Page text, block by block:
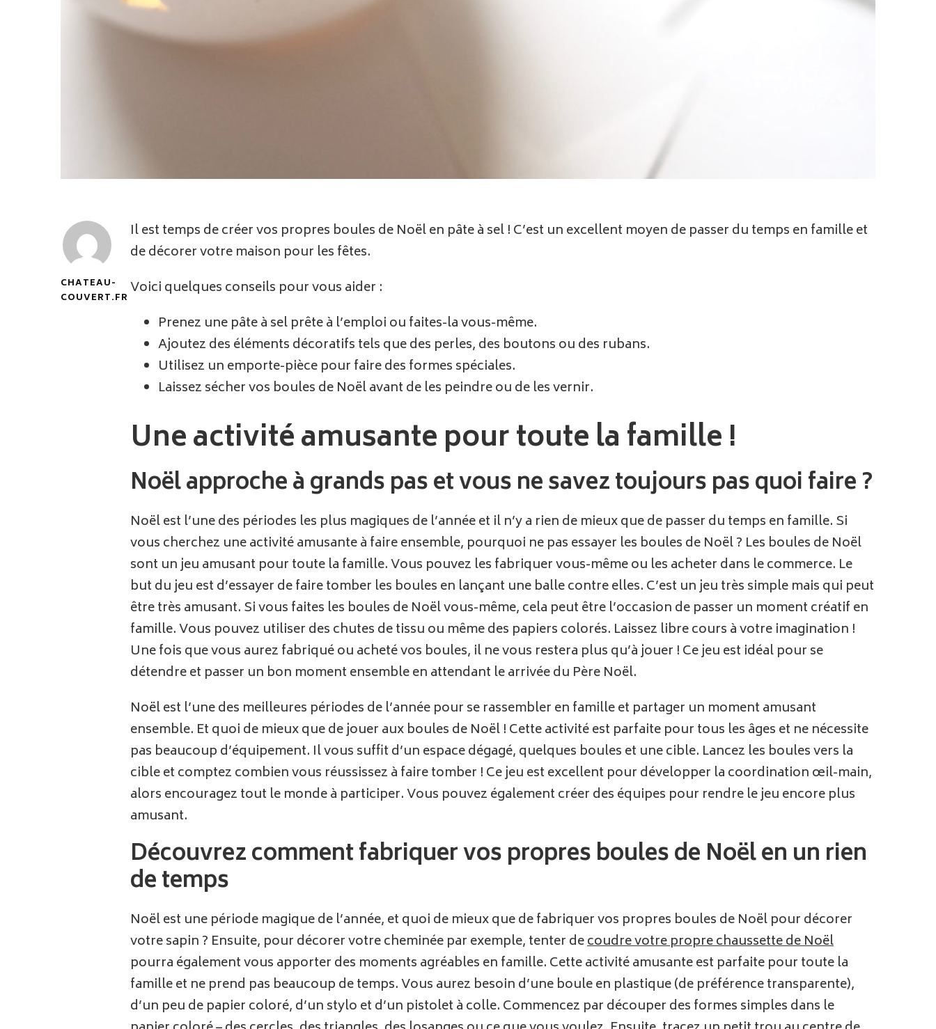
CHATEAU-
COUVERT.FR
Il est temps de créer vos propres boules de Noël en pâte à sel ! C’est un excellent moyen de passer du temps en famille et
de décorer votre maison pour les fêtes.
Voici quelques conseils pour vous aider :
Prenez une pâte à sel prête à l’emploi ou faites-la vous-même.
Ajoutez des éléments décoratifs tels que des perles, des boutons ou des rubans.
Utilisez un emporte-pièce pour faire des formes spéciales.
Laissez sécher vos boules de Noël avant de les peindre ou de les vernir.
Une activité amusante pour toute la famille !
Noël approche à grands pas et vous ne savez toujours pas quoi faire ?
Noël est l’une des périodes les plus magiques de l’année et il n’y a rien de mieux que de passer du temps en famille. Si
vous cherchez une activité amusante à faire ensemble, pourquoi ne pas essayer les boules de Noël ? Les boules de Noël
sont un jeu amusant pour toute la famille. Vous pouvez les fabriquer vous-même ou les acheter dans le commerce. Le
but du jeu est d’essayer de faire tomber les boules en lançant une balle contre elles. C’est un jeu très simple mais qui peut
être très amusant. Si vous faites les boules de Noël vous-même, cela peut être l’occasion de passer un moment créatif en
famille. Vous pouvez utiliser des chutes de tissu ou même des papiers colorés. Laissez libre cours à votre imagination !
Une fois que vous aurez fabriqué ou acheté vos boules, il ne vous restera plus qu’à jouer ! Ce jeu est idéal pour se
détendre et passer un bon moment ensemble en attendant le arrivée du Père Noël.
Noël est l’une des meilleures périodes de l’année pour se rassembler en famille et partager un moment amusant
ensemble. Et quoi de mieux que de jouer aux boules de Noël ! Cette activité est parfaite pour tous les âges et ne nécessite
pas beaucoup d’équipement. Il vous suffit d’un espace dégagé, quelques boules et une cible. Lancez les boules vers la
cible et comptez combien vous réussissez à faire tomber ! Ce jeu est excellent pour développer la coordination œil-main,
alors encouragez tout le monde à participer. Vous pouvez également créer des équipes pour rendre le jeu encore plus
amusant.
Découvrez comment fabriquer vos propres boules de Noël en un rien
de temps
Noël est une période magique de l’année, et quoi de mieux que de fabriquer vos propres boules de Noël pour décorer
votre sapin ? Ensuite, pour décorer votre cheminée par exemple, tenter decoudre votre propre chaussette de Noël
pourra également vous apporter des moments agréables en famille. Cette activité amusante est parfaite pour toute la
famille et ne prend pas beaucoup de temps. Vous aurez besoin d’une boule en plastique (de préférence transparente),
d’un peu de papier coloré, d’un stylo et d’un pistolet à colle. Commencez par découper des formes simples dans le